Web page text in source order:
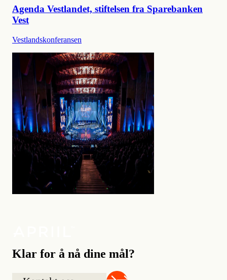
Agenda Vestlandet, stiftelsen fra Sparebanken
Vest
Vestlandskonferansen
Klar for å nå dine mål?